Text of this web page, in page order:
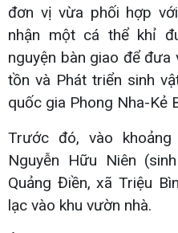
đơn vị vừa phối hợp
nhận một cá thể khỉ
nguyện bàn giao để đưa
tồn và Phát triển sinh
quốc gia Phong Nha-Kẻ
Trước đó, vào
Nguyễn Hữu Niên
Quảng Điền, xã Triệu
lạc vào khu vườn nhà.